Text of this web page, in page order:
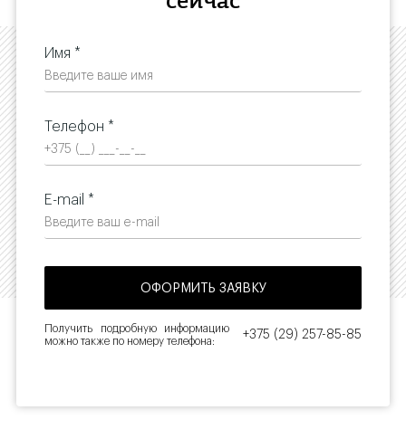
Имя *
Телефон *
E-mail *
Получить подробную информацию
можно также по номеру телефона:
+375 (29) 257-85-85